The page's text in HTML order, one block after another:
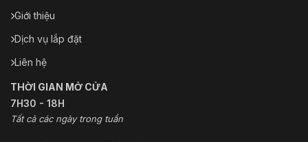
Giới thiệu
Dịch vụ lắp đặt
Liên hệ
THỜI GIAN MỞ CỬA
7H30 - 18H
Tất cả các ngày trong tuần